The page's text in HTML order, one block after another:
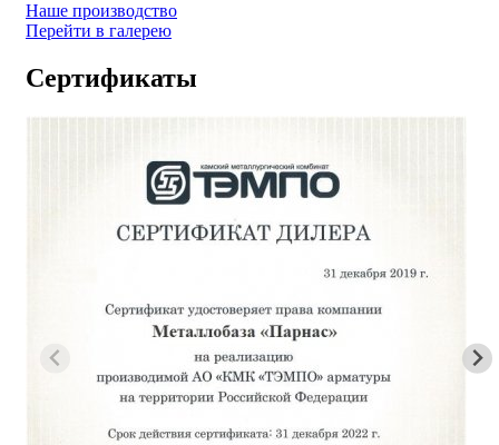
Наше производство
Перейти в галерею
Сертификаты